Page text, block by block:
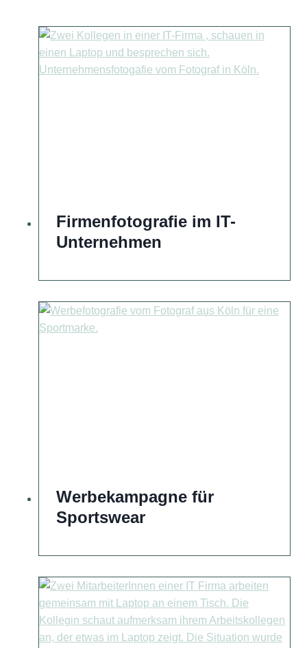
Firmenfotografie im IT-
Unternehmen
Werbekampagne für
Sportswear